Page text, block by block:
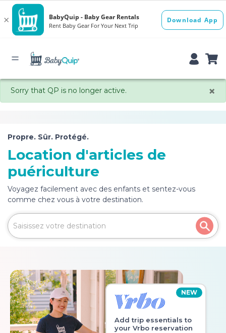
×
Sorry that QP is no longer active.
Propre. Sûr. Protégé.
Location d'articles de
puériculture
Voyagez facilement avec des enfants et sentez-vous
comme chez vous à votre destination.
NEW
Add trip essentials to
your Vrbo reservation